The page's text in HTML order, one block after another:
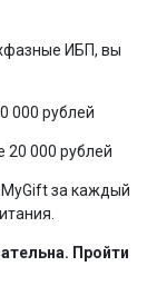
ИБП, вы
000 рублей
20 000 рублей
за каждый
Пройти